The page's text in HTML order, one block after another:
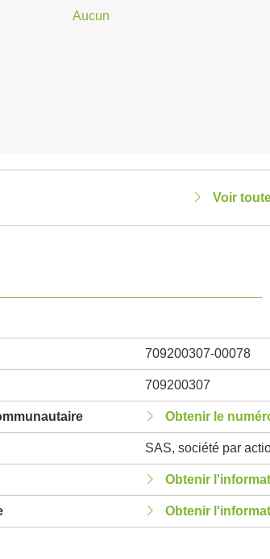
Aucun
Voir
709200307-00078
709200307
Obtenir le
SAS, société par
Obtenir
Obtenir